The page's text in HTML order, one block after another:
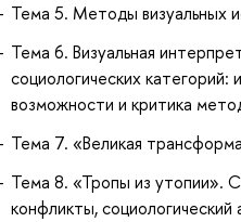
Тема 5. Методы визуальных
Тема 6. Визуальная
социологических категорий:
возможности и критика
Тема 7. «Великая
Тема 8. «Тропы из утопии».
конфликты, социологический